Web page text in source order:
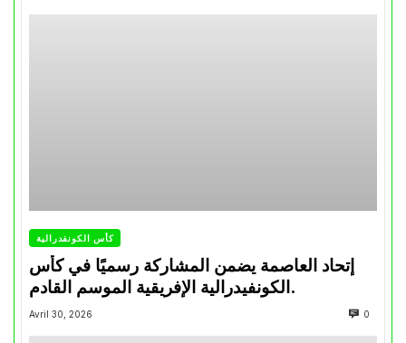
كأس الكونفدرالية
إتحاد العاصمة يضمن المشاركة رسميًا في كأس
الكونفيدرالية الإفريقية الموسم القادم.
Avril 30, 2026 0